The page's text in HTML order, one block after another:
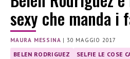
sexy che manda
MAURA MESSINA | 30 MAGGIO 2017
BELEN RODRIGUEZ SELFIE LE COSE